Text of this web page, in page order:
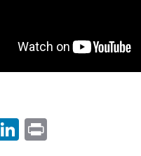
Facebook
LinkedIn